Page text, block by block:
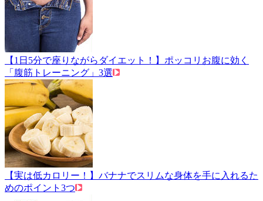
【1日5分で座りながらダイエット！】ポッコリお腹に効く
「腹筋トレーニング」3選
【実は低カロリー！】バナナでスリムな身体を手に入れるた
めのポイント3つ